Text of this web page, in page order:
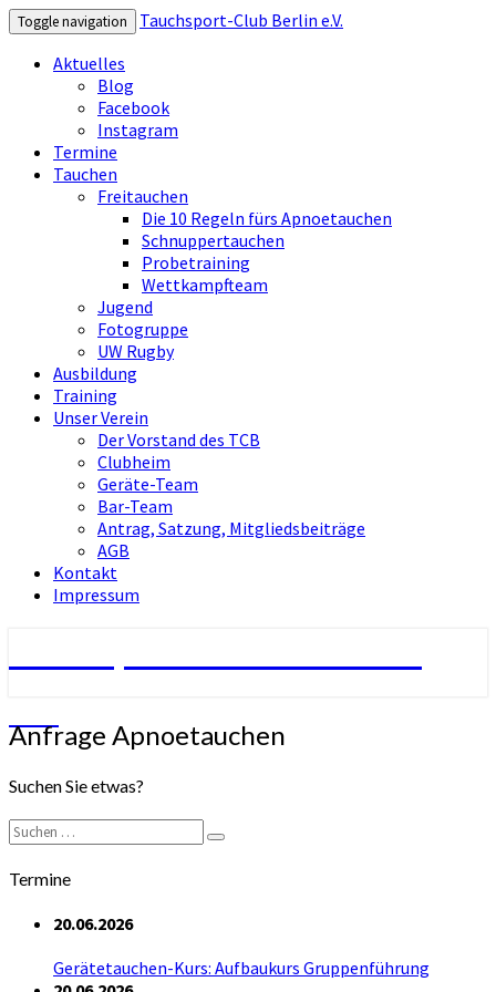
Toggle navigation
Tauchsport-Club Berlin e.V.
Aktuelles
Blog
Facebook
Instagram
Termine
Tauchen
Freitauchen
Die 10 Regeln fürs Apnoetauchen
Schnuppertauchen
Probetraining
Wettkampfteam
Jugend
Fotogruppe
UW Rugby
Ausbildung
Training
Unser Verein
Der Vorstand des TCB
Clubheim
Geräte-Team
Bar-Team
Antrag, Satzung, Mitgliedsbeiträge
AGB
Kontakt
Impressum
Anfrage
Apnoetauchen
Anfrage Apnoetauchen
Suchen Sie etwas?
Suchen
nach:
Suchen
Termine
20.06.2026
Gerätetauchen-Kurs: Aufbaukurs Gruppenführung